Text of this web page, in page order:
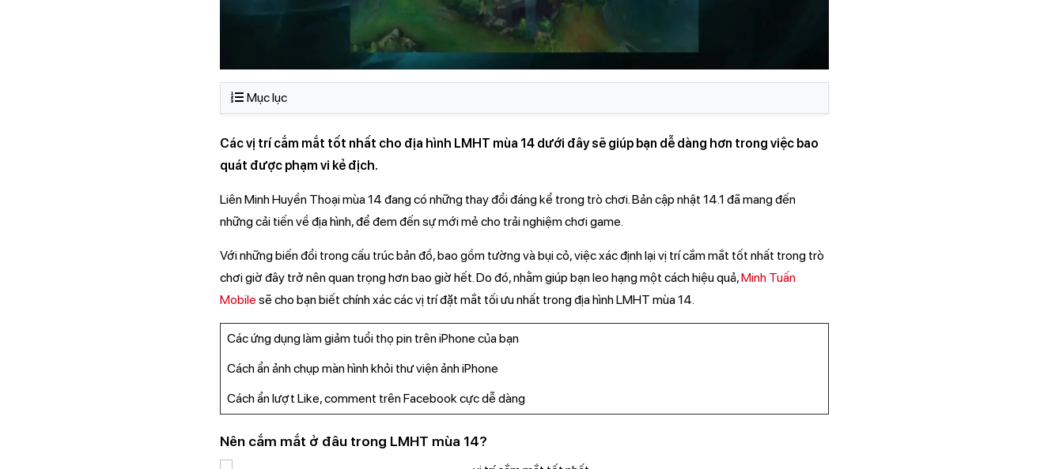
Mục lục
Các vị trí cắm mắt tốt nhất cho địa hình LMHT mùa 14 dưới đây sẽ giúp bạn dễ dàng hơn trong việc bao
quát được phạm vi kẻ địch.
Liên Minh Huyền Thoại mùa 14 đang có những thay đổi đáng kể trong trò chơi. Bản cập nhật 14.1 đã mang đến
những cải tiến về địa hình, để đem đến sự mới mẻ cho trải nghiệm chơi game.
Với những biến đổi trong cấu trúc bản đồ, bao gồm tường và bụi cỏ, việc xác định lại vị trí cắm mắt tốt nhất trong trò
chơi giờ đây trở nên quan trọng hơn bao giờ hết. Do đó, nhằm giúp bạn leo hạng một cách hiệu quả,Minh Tuấn
Mobile sẽ cho bạn biết chính xác các vị trí đặt mắt tối ưu nhất trong địa hình LMHT mùa 14.
Các ứng dụng làm giảm tuổi thọ pin trên iPhone của bạn
Cách ẩn ảnh chụp màn hình khỏi thư viện ảnh iPhone
Cách ẩn lượt Like, comment trên Facebook cực dễ dàng
Nên cắm mắt ở đâu trong LMHT mùa 14?